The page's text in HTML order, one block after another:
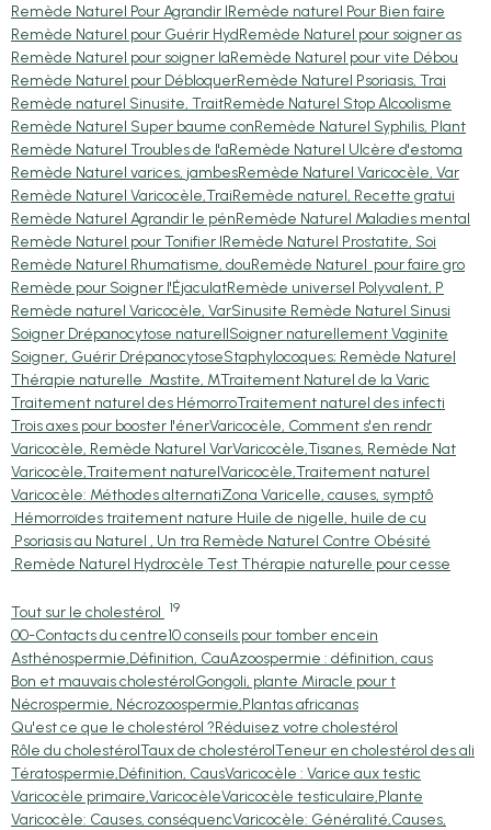
Remède Naturel Pour Agrandir lRemède naturel Pour Bien faire
Remède Naturel pour Guérir HydRemède Naturel pour soigner as
Remède Naturel pour soigner laRemède Naturel pour vite Débou
Remède Naturel pour DébloquerRemède Naturel Psoriasis, Trai
Remède naturel Sinusite, TraitRemède Naturel Stop Alcoolisme
Remède Naturel Super baume conRemède Naturel Syphilis, Plant
Remède Naturel Troubles de l'aRemède Naturel Ulcère d'estoma
Remède Naturel varices, jambesRemède Naturel Varicocèle, Var
Remède Naturel Varicocèle,TraiRemède naturel, Recette gratui
Remède Naturel Agrandir le pénRemède Naturel Maladies mental
Remède Naturel pour Tonifier lRemède Naturel Prostatite, Soi
Remède Naturel Rhumatisme, douRemède Naturel pour faire gro
Remède pour Soigner l'ÉjaculatRemède universel Polyvalent, P
Remède naturel Varicocèle, VarSinusite Remède Naturel Sinusi
Soigner Drépanocytose naturellSoigner naturellement Vaginite
Soigner, Guérir DrépanocytoseStaphylocoques; Remède Naturel
Thérapie naturelle Mastite, MTraitement Naturel de la Varic
Traitement naturel des HémorroTraitement naturel des infecti
Trois axes pour booster l'énerVaricocèle, Comment s'en rendr
Varicocèle, Remède Naturel VarVaricocèle,Tisanes, Remède Nat
Varicocèle,Traitement naturelVaricocèle,Traitement naturel
Varicocèle: Méthodes alternatiZona Varicelle, causes, symptô
Hémorroïdes traitement nature Huile de nigelle, huile de cu
Psoriasis au Naturel , Un tra Remède Naturel Contre Obésité
Remède Naturel Hydrocèle TestThérapie naturelle pour cesse
Tout sur le cholestérol 19
00-Contacts du centre10 conseils pour tomber encein
Asthénospermie,Définition, CauAzoospermie : définition, caus
Bon et mauvais cholestérolGongoli, plante Miracle pour t
Nécrospermie, Nécrozoospermie,Plantas africanas
Qu'est ce que le cholestérol ?Réduisez votre cholestérol
Rôle du cholestérolTaux de cholestérolTeneur en cholestérol des ali
Tératospermie,Définition, CausVaricocèle : Varice aux testic
Varicocèle primaire,VaricocèleVaricocèle testiculaire,Plante
Varicocèle: Causes, conséquencVaricocèle: Généralité,Causes,